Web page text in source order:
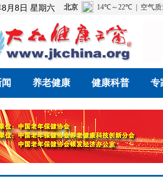
月8日 星期六
养老健康 健康科普 专